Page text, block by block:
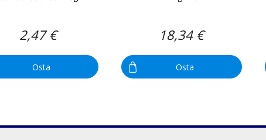
2,47 €
Osta
18,34 €
Osta